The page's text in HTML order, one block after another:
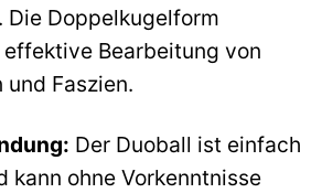
Die Doppelkugelform
Bearbeitung von
Faszien.
Der Duoball ist einfach
kann ohne Vorkenntnisse